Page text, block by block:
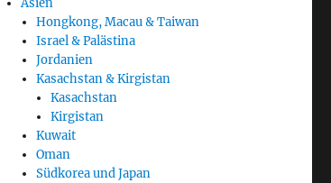
Asien
Hongkong, Macau & Taiwan
Israel & Palästina
Jordanien
Kasachstan & Kirgistan
Kasachstan
Kirgistan
Kuwait
Oman
Südkorea und Japan